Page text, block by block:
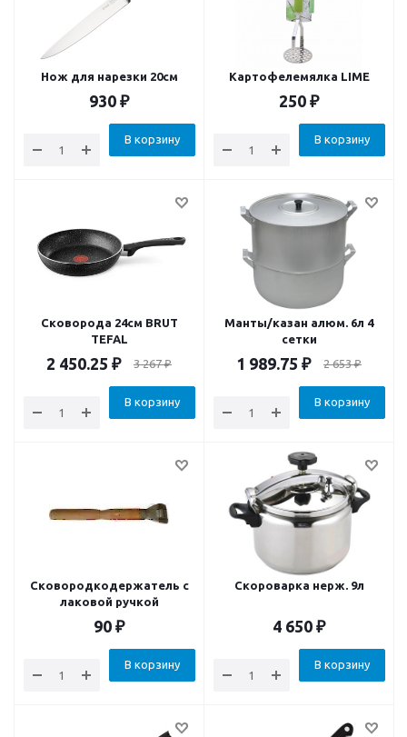
Нож для нарезки 20см
930 ₽
В корзину
Картофелемялка LIME
250 ₽
В корзину
Сковорода 24см BRUT
TEFAL
2 450.25 ₽ 3 267₽
В корзину
Манты/казан алюм. 6л 4
сетки
1 989.75 ₽ 2 653₽
В корзину
Сковородкодержатель с
лаковой ручкой
90 ₽
В корзину
Скороварка нерж. 9л
4 650 ₽
В корзину